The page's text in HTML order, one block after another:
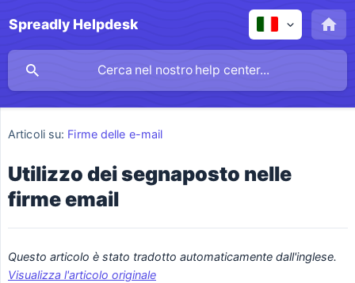
Spreadly Helpdesk
Articoli su: Firme delle e-mail
Utilizzo dei segnaposto nelle
firme email
Visualizza l'articolo originale